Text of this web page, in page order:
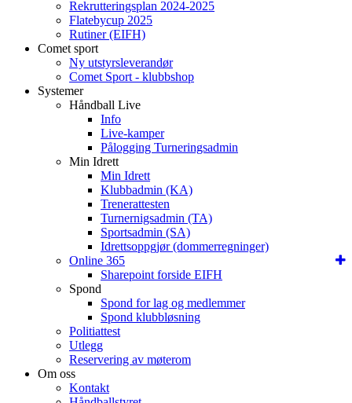
Rekrutteringsplan 2024-2025
Flatebycup 2025
Rutiner (EIFH)
Comet sport
Ny utstyrsleverandør
Comet Sport - klubbshop
Systemer
Håndball Live
Info
Live-kamper
Pålogging Turneringsadmin
Min Idrett
Min Idrett
Klubbadmin (KA)
Trenerattesten
Turnernigsadmin (TA)
Sportsadmin (SA)
Idrettsoppgjør (dommerregninger)
Online 365
Sharepoint forside EIFH
Spond
Spond for lag og medlemmer
Spond klubbløsning
Politiattest
Utlegg
Reservering av møterom
Om oss
Kontakt